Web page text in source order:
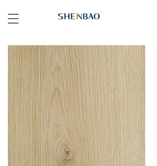
403 橡木洗白 Oak Rovere 403